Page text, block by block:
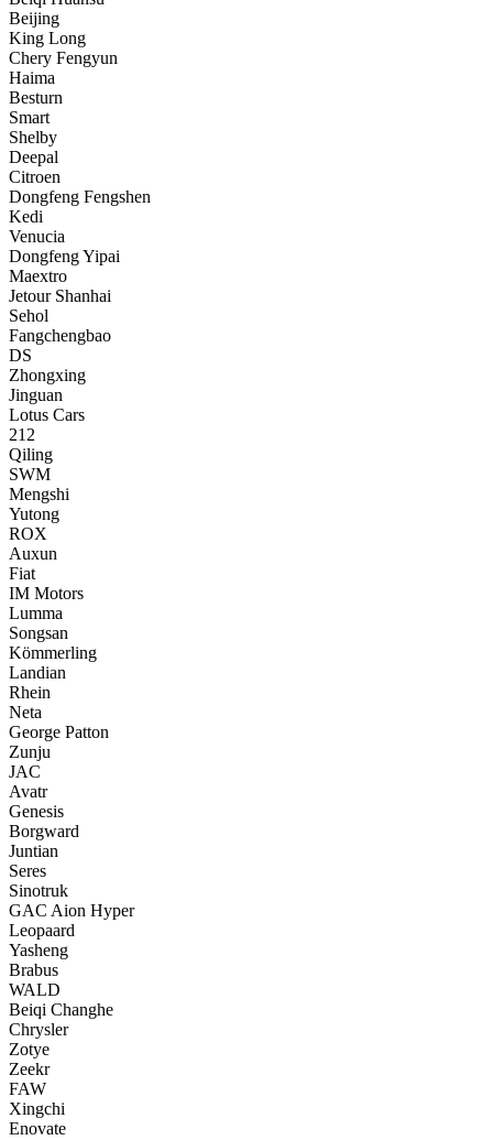
Beijing
King Long
Chery Fengyun
Haima
Besturn
Smart
Shelby
Deepal
Citroen
Dongfeng Fengshen
Kedi
Venucia
Dongfeng Yipai
Maextro
Jetour Shanhai
Sehol
Fangchengbao
DS
Zhongxing
Jinguan
Lotus Cars
212
Qiling
SWM
Mengshi
Yutong
ROX
Auxun
Fiat
IM Motors
Lumma
Songsan
Kömmerling
Landian
Rhein
Neta
George Patton
Zunju
JAC
Avatr
Genesis
Borgward
Juntian
Seres
Sinotruk
GAC Aion Hyper
Leopaard
Yasheng
Brabus
WALD
Beiqi Changhe
Chrysler
Zotye
Zeekr
FAW
Xingchi
Enovate